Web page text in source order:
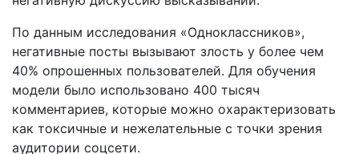
По данным исследования «Одноклассников»,
негативные посты вызывают злость у более чем
40% опрошенных пользователей. Для обучения
модели было использовано 400 тысяч
комментариев, которые можно охарактеризовать
как токсичные и нежелательные с точки зрения
аудитории соцсети.